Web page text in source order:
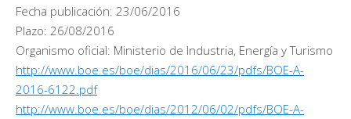
Fecha publicación: 23/06/2016
Plazo: 26/08/2016
Organismo oficial: Ministerio de Industria, Energía y Turismo
http://www.boe.es/boe/dias/2016/06/23/pdfs/BOE-A-
2016-6122.pdf
http://www.boe.es/boe/dias/2012/06/02/pdfs/BOE-A-